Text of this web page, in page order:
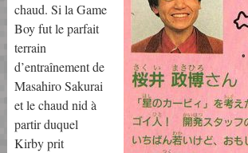
chaud. Si la Game
Boy fut le parfait
terrain
d’entraînement de
Masahiro Sakurai
et le chaud nid à
partir duquel
Kirby prit